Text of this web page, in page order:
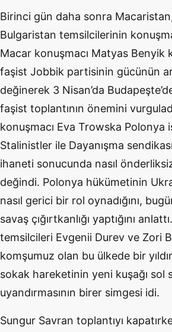
Birinci gün daha sonra
Bulgaristan temsilcilerinin
Macar konuşmacı Matyas Benyik
faşist Jobbik partisinin gücünün
değinerek 3 Nisan’da
faşist toplantının önemini
konuşmacı Eva Trowska Polonya
Stalinistler ile Dayanışma
ihaneti sonucunda nasıl
değindi. Polonya hükümetinin
nasıl gerici bir rol oynadığını,
savaş çığırtkanlığı yaptığını
temsilcileri Evgenii Durev ve Zori
komşumuz olan bu ülkede bir
sokak hareketinin yeni kuşağı sol
uyandırmasının birer simgesi idi.
Sungur Savran toplantıyı